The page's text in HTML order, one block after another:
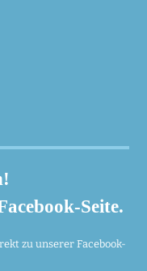
Seite.
zu unserer Facebook-